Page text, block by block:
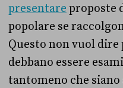
presentare proposte
popolare se
Questo non vuol dire
debbano essere
tantomeno che siano